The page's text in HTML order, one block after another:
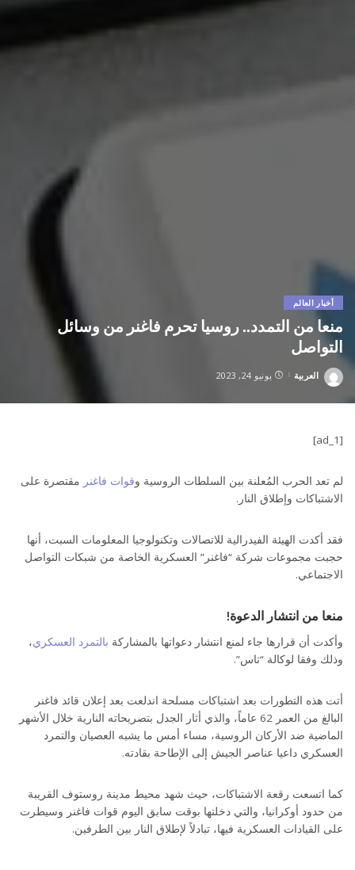
أخبار العالم
منعا من التمدد.. روسيا تحرم فاغنر من وسائل
التواصل
Posted
العربية يونيو 24, 2023
[ad_1]
لم تعد الحرب المُعلنة بين السلطات الروسية وقوات فاغنر مقتصرة على
الاشتباكات وإطلاق النار.
فقد أكدت الهيئة الفيدرالية للاتصالات وتكنولوجيا المعلومات السبت، أنها
حجبت مجموعات شركة “فاغنر” العسكرية الخاصة من شبكات التواصل
الاجتماعي.
منعا من انتشار الدعوة!
وأكدت أن قرارها جاء لمنع انتشار دعواتها بالمشاركة بالتمرد العسكري،
وذلك وفقا لوكالة “تاس”.
أتت هذه التطورات بعد اشتباكات مسلحة اندلعت بعد إعلان قائد فاغنر
البالغ من العمر 62 عاماً، والذي أثار الجدل بتصريحاته النارية خلال الأشهر
الماضية ضد الأركان الروسية، مساء أمس ما يشبه العصيان والتمرد
العسكري داعيا عناصر الجيش إلى الإطاحة بقادته.
كما اتسعت رقعة الاشتباكات، حيث شهد محيط مدينة روستوف القريبة
من حدود أوكرانيا، والتي دخلتها بوقت سابق اليوم قوات فاغنر وسيطرت
على القيادات العسكرية فيها، تبادلاً لإطلاق النار بين الطرفين.